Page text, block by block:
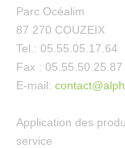
Parc Océalim
87 270 COUZEIX
Tel.: 05.55.05.17.64
Fax : 05.55.50.25.87
E-mail:
Application des
service